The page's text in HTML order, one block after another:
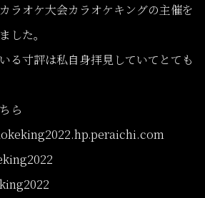
ラオケ大会カラオケキングの主催を
した。
る寸評は私自身拝見していてとても
ら